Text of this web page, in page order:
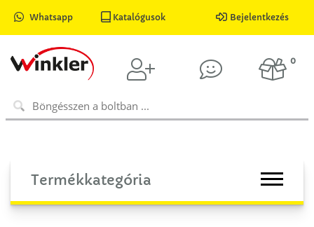
Whatsapp Katalógusok Bejelentkezés
0
Termékkategória